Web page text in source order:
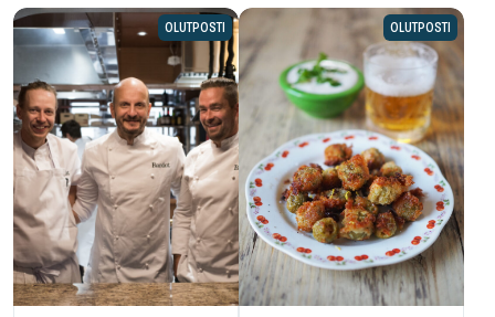
OLUTPOSTI OLUTPOSTI